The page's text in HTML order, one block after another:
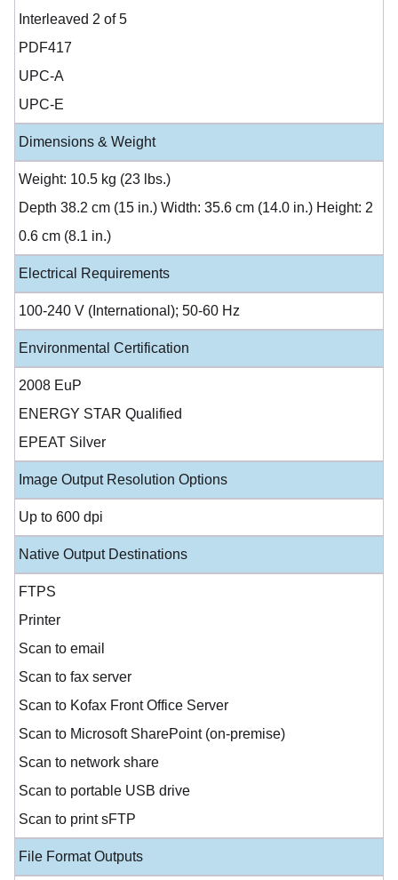
Interleaved 2 of 5
PDF417
UPC-A
UPC-E
Dimensions & Weight
Weight: 10.5 kg (23 lbs.)
Depth 38.2 cm (15 in.) Width: 35.6 cm (14.0 in.) Height: 2
0.6 cm (8.1 in.)
Electrical Requirements
100-240 V (International); 50-60 Hz
Environmental Certification
2008 EuP
ENERGY STAR Qualified
EPEAT Silver
Image Output Resolution Options
Up to 600 dpi
Native Output Destinations
FTPS
Printer
Scan to email
Scan to fax server
Scan to Kofax Front Office Server
Scan to Microsoft SharePoint (on-premise)
Scan to network share
Scan to portable USB drive
Scan to print sFTP
File Format Outputs